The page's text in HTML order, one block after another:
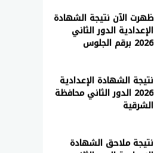
ظهرت الآن نتيجة الشهادة
الإعدادية الدور الثاني
2026 برقم الجلوس
نتيجة الشهادة الإعدادية
2026 الدور الثاني محافظة
الشرقية
نتيجة ملاحق الشهادة